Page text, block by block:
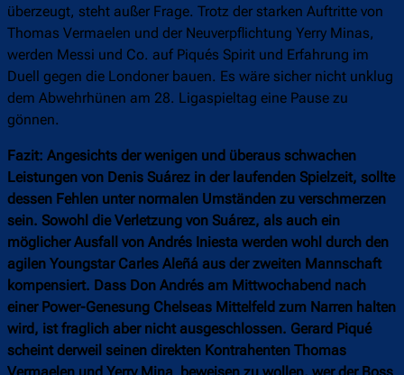
überzeugt, steht außer Frage. Trotz der starken Auftritte von
Thomas Vermaelen und der Neuverpflichtung Yerry Minas,
werden Messi und Co. auf Piqués Spirit und Erfahrung im
Duell gegen die Londoner bauen. Es wäre sicher nicht unklug
dem Abwehrhünen am 28. Ligaspieltag eine Pause zu
gönnen.
Fazit: Angesichts der wenigen und überaus schwachen
Leistungen von Denis Suárez in der laufenden Spielzeit, sollte
dessen Fehlen unter normalen Umständen zu verschmerzen
sein. Sowohl die Verletzung von Suárez, als auch ein
möglicher Ausfall von Andrés Iniesta werden wohl durch den
agilen Youngstar Carles Aleñá aus der zweiten Mannschaft
kompensiert. Dass Don Andrés am Mittwochabend nach
einer Power-Genesung Chelseas Mittelfeld zum Narren halten
wird, ist fraglich aber nicht ausgeschlossen. Gerard Piqué
scheint derweil seinen direkten Kontrahenten Thomas